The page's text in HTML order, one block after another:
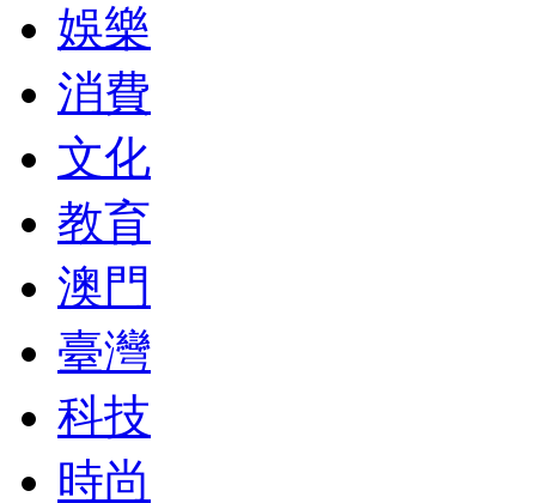
娛樂
消費
文化
教育
澳門
臺灣
科技
時尚